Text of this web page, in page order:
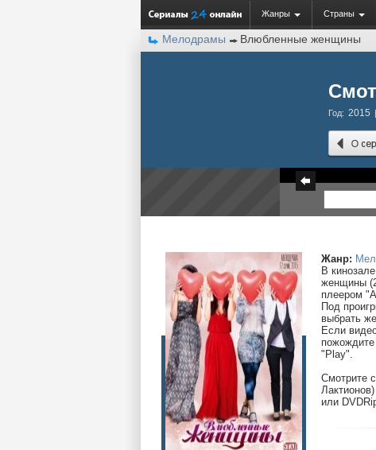
Мелодрамы Влюбленные женщины
Жанры Страны
Год: 2015 |
Жанр:
В
женщины
плеером
Под
выбрать
Если
пожождите
"Play".
Смотрите
или